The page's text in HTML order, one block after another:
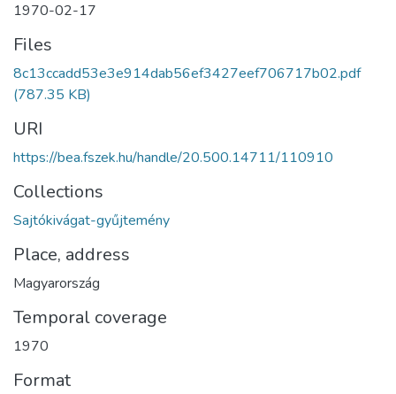
1970-02-17
Files
8c13ccadd53e3e914dab56ef3427eef706717b02.pdf
(787.35 KB)
URI
https://bea.fszek.hu/handle/20.500.14711/110910
Collections
Sajtókivágat-gyűjtemény
Place, address
Magyarország
Temporal coverage
1970
Format